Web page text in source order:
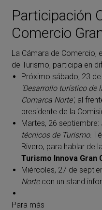
Participación
Comercio
La Cámara de Comercio,
de Turismo, participa en
Próximo sábado, 23
'Desarrollo turístico de
Comarca Norte', al
presidente de la
Martes, 26 septiembre:
técnicos de Turismo.
Rivero, para hablar de la
Turismo Innova Gran
Miércoles, 27 de
Nortecon un stand
Para más